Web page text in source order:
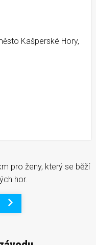
Kašperské Hory,
pro ženy, který se běží
hor.